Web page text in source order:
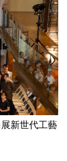
新世代工藝